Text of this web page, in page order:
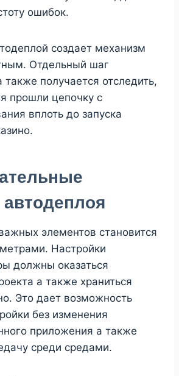
ошибок.
создает механизм
Отдельный шаг
также получается отследить,
прошли цепочку с
вплоть до запуска
элементов становится
Настройки
должны оказаться
а также храниться
Это дает возможность
без изменения
приложения а также
среди средами.